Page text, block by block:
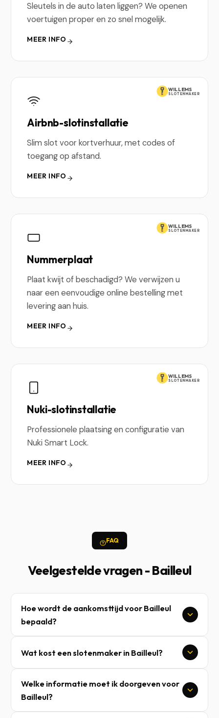
Sleutels in de auto laten liggen? We openen
voertuigen proper en zo snel mogelijk.
MEER INFO
WILLEMS
SLOTENMAKER
Airbnb-slotinstallatie
Slim slot voor kortverhuur, met codes of
toegang op afstand.
MEER INFO
WILLEMS
SLOTENMAKER
Nummerplaat
Plaat kwijt of beschadigd? We verwijzen u
naar een eenvoudige online bestelling met
levering aan huis.
MEER INFO
WILLEMS
SLOTENMAKER
Nuki-slotinstallatie
Professionele plaatsing en configuratie van
Nuki Smart Lock.
MEER INFO
FAQ
Veelgestelde vragen - Bailleul
Hoe wordt de aankomsttijd voor Bailleul
bepaald?
Wat kost een slotenmaker in Bailleul?
Welke informatie moet ik doorgeven voor
Bailleul?